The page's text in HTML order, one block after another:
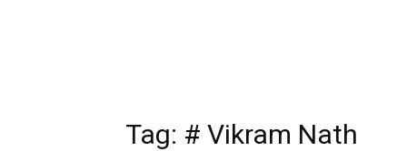
Tag: # Vikram Nath